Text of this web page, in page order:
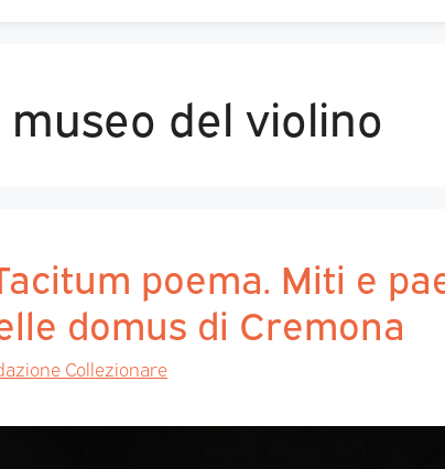
del violino
poema. Miti e
domus di Cremona
Collezionare